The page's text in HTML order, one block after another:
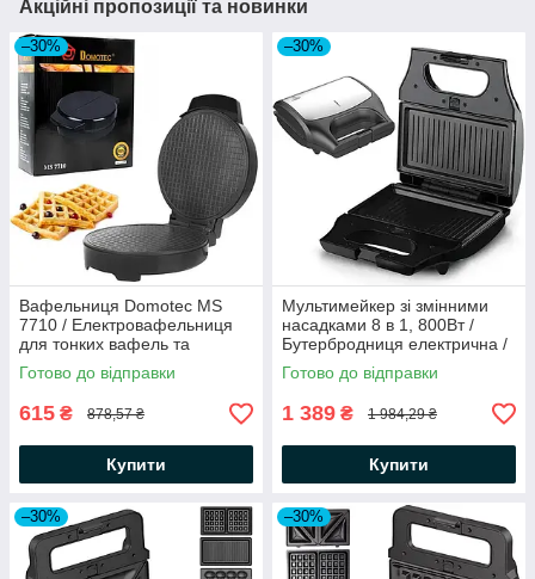
Акційні пропозиції та новинки
–30%
Вафельниця Domotec MS
7710 / Електровафельниця
для тонких вафель та
трубочок з антипригарним
покриттям
Готово до відправки
615 ₴ 878,57 ₴
Купити
–30%
Мультимейкер зі змінними
насадками 8 в 1, 800Вт /
Бутербродниця електрична /
Вафельниця /
Електровафельниця
Готово до відправки
1 389 ₴ 1 984,29 ₴
Купити
–30% –30%